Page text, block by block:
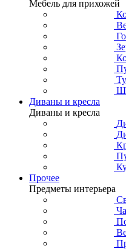
Мебель для прихожей
Диваны и кресла
Диваны и кресла
Прочее
Предметы интерьера